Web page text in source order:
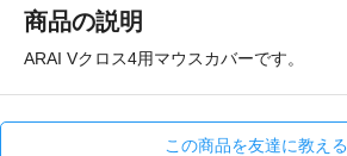
商品の説明
ARAI Vクロス4用マウスカバーです。
この商品を友達に教える